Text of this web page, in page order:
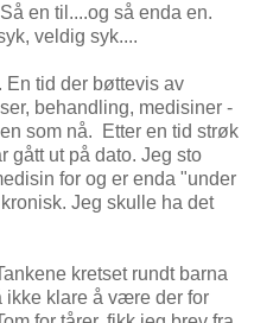
en til....og så enda en.
veldig syk....
tid der bøttevis av
behandling, medisiner -
som nå. Etter en tid strøk
gått ut på dato. Jeg sto
for og er enda "under
Jeg skulle ha det
kretset rundt barna
ikke klare å være der for